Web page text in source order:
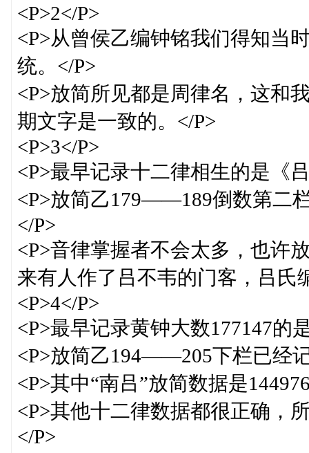
<P>2</P>
<P>从曾侯乙编钟铭我们得知当
统。</P>
<P>放简所见都是周律名，这和
期文字是一致的。</P>
<P>3</P>
<P>最早记录十二律相生的是《
<P>放简乙179——189倒数第二
</P>
<P>音律掌握者不会太多，也许
来有人作了吕不韦的门客，吕氏
<P>4</P>
<P>最早记录黄钟大数177147的
<P>放简乙194——205下栏已经
<P>其中“南吕”放简数据是
<P>其他十二律数据都很正确，
</P>